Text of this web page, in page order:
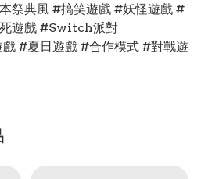
祭典風 #搞笑遊戲 #妖怪遊戲 #
遊戲 #Switch派對
#夏日遊戲 #合作模式 #對戰遊